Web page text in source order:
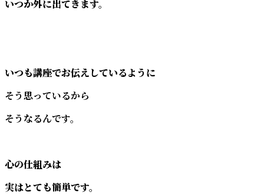
いつか外に出てきます。
いつも講座でお伝えしているように
そう思っているから
そうなるんです。
心の仕組みは
実はとても簡単です。